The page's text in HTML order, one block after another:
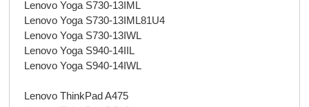
Lenovo Yoga S730-13IML
Lenovo Yoga S730-13IML81U4
Lenovo Yoga S730-13IWL
Lenovo Yoga S940-14IIL
Lenovo Yoga S940-14IWL
Lenovo ThinkPad A475